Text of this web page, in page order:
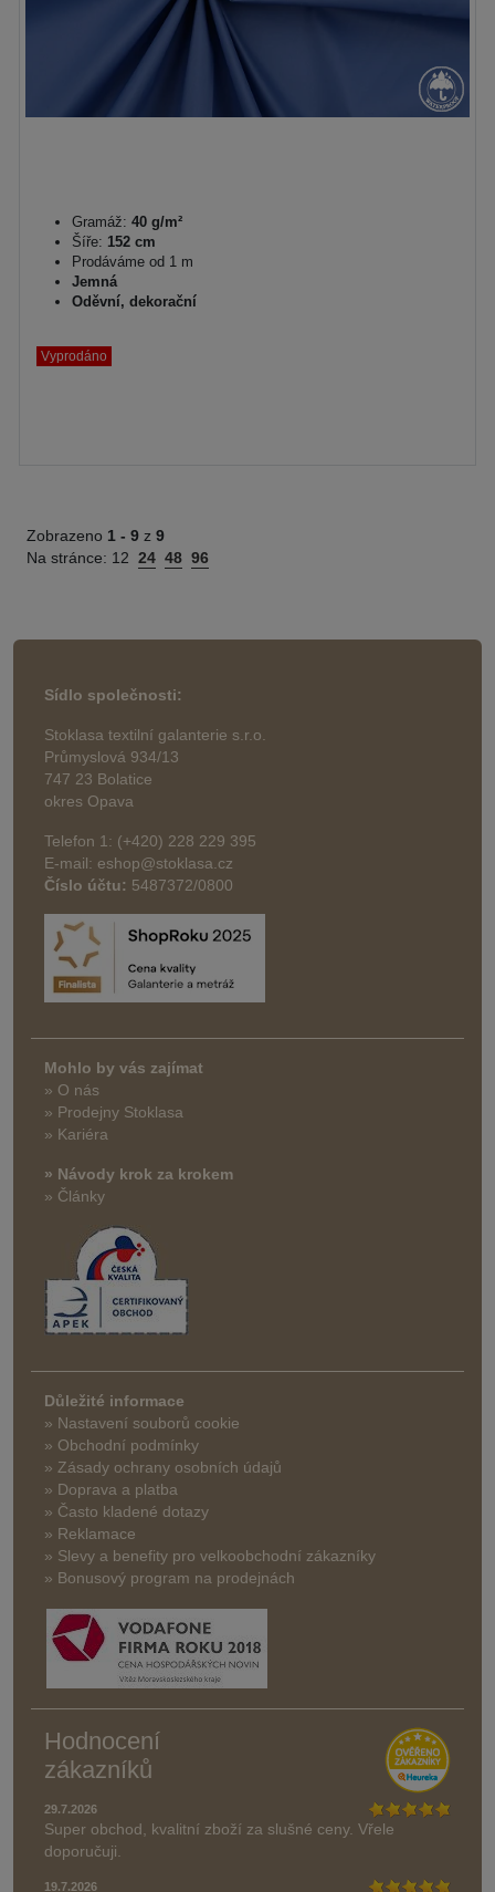
Gramáž: 40 g/m²
Šíře: 152 cm
Prodáváme od 1 m
Jemná
Oděvní, dekorační
Vyprodáno
Zobrazeno 1 - 9 z 9
Na stránce: 12 24 48 96
Sídlo společnosti:
Stoklasa textilní galanterie s.r.o.
Průmyslová 934/13
747 23 Bolatice
okres Opava
Telefon 1: (+420) 228 229 395
E-mail: eshop@stoklasa.cz
Číslo účtu: 5487372/0800
Mohlo by vás zajímat
» O nás
» Prodejny Stoklasa
» Kariéra
» Návody krok za krokem
» Články
Důležité informace
» Nastavení souborů cookie
» Obchodní podmínky
» Zásady ochrany osobních údajů
» Doprava a platba
» Často kladené dotazy
» Reklamace
» Slevy a benefity pro velkoobchodní zákazníky
» Bonusový program na prodejnách
Hodnocení
zákazníků
29.7.2026
Super obchod, kvalitní zboží za slušné ceny. Vřele
doporučuji.
19.7.2026